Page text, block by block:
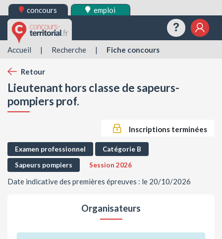
concours emploi
Accueil | Recherche | Fiche concours
Retour
Lieutenant hors classe de sapeurs-
pompiers prof.
Inscriptions terminées
Examen professionnel
Catégorie B
Sapeurs pompiers
Session 2026
Date indicative des premières épreuves : le 20/10/2026
Organisateurs